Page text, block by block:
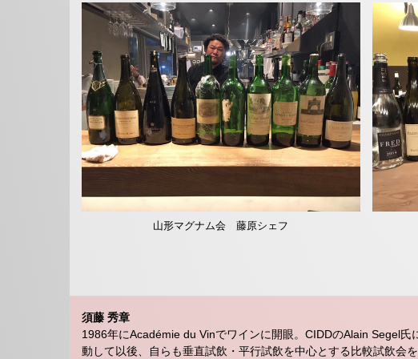
山形マグナム会 藤原シェフ
須藤 秀章
1986年にAcadémie du Vinでワインに開眼。CIDDのAlain Segel
動して以後、自らも垂直試飲・平行試飲を中心とする比較試飲会